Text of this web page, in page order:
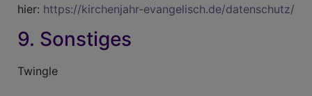
hier: https://kirchenjahr-evangelisch.de/datenschutz/
9. Sonstiges
Twingle